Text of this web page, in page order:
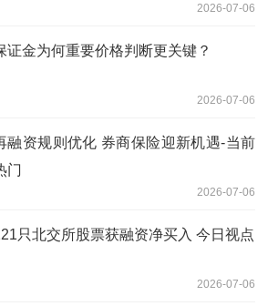
2026-07-06
证金为何重要价格判断更关键？
2026-07-06
融资规则优化 券商保险迎新机遇-当前
门
2026-07-06
只北交所股票获融资净买入 今日视点
2026-07-06